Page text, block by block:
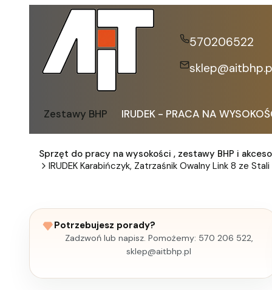
570206522
Zestawy BHP IRUDEK - PRACA NA
Sprzęt do pracy na wysokości , zestawy BHP i
IRUDEK Karabińczyk, Zatrzaśnik Owalny Link 8 ze